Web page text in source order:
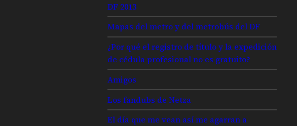
DF 2013
Mapas del metro y del metrobús del DF
¿Por qué el registro de título y la expedición
de cédula profesional no es gratuito?
Amigos
Los fandubs de Netza
El día que me vean así me agarran a